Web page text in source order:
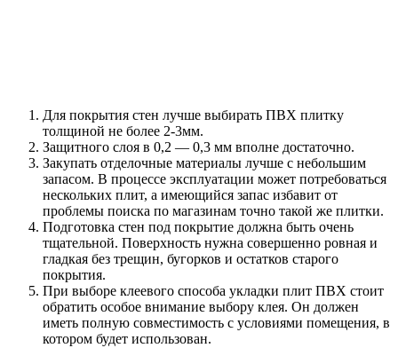
Для покрытия стен лучше выбирать ПВХ плитку
толщиной не более 2-3мм.
Защитного слоя в 0,2 — 0,3 мм вполне достаточно.
Закупать отделочные материалы лучше с небольшим
запасом. В процессе эксплуатации может потребоваться
нескольких плит, а имеющийся запас избавит от
проблемы поиска по магазинам точно такой же плитки.
Подготовка стен под покрытие должна быть очень
тщательной. Поверхность нужна совершенно ровная и
гладкая без трещин, бугорков и остатков старого
покрытия.
При выборе клеевого способа укладки плит ПВХ стоит
обратить особое внимание выбору клея. Он должен
иметь полную совместимость с условиями помещения, в
котором будет использован.